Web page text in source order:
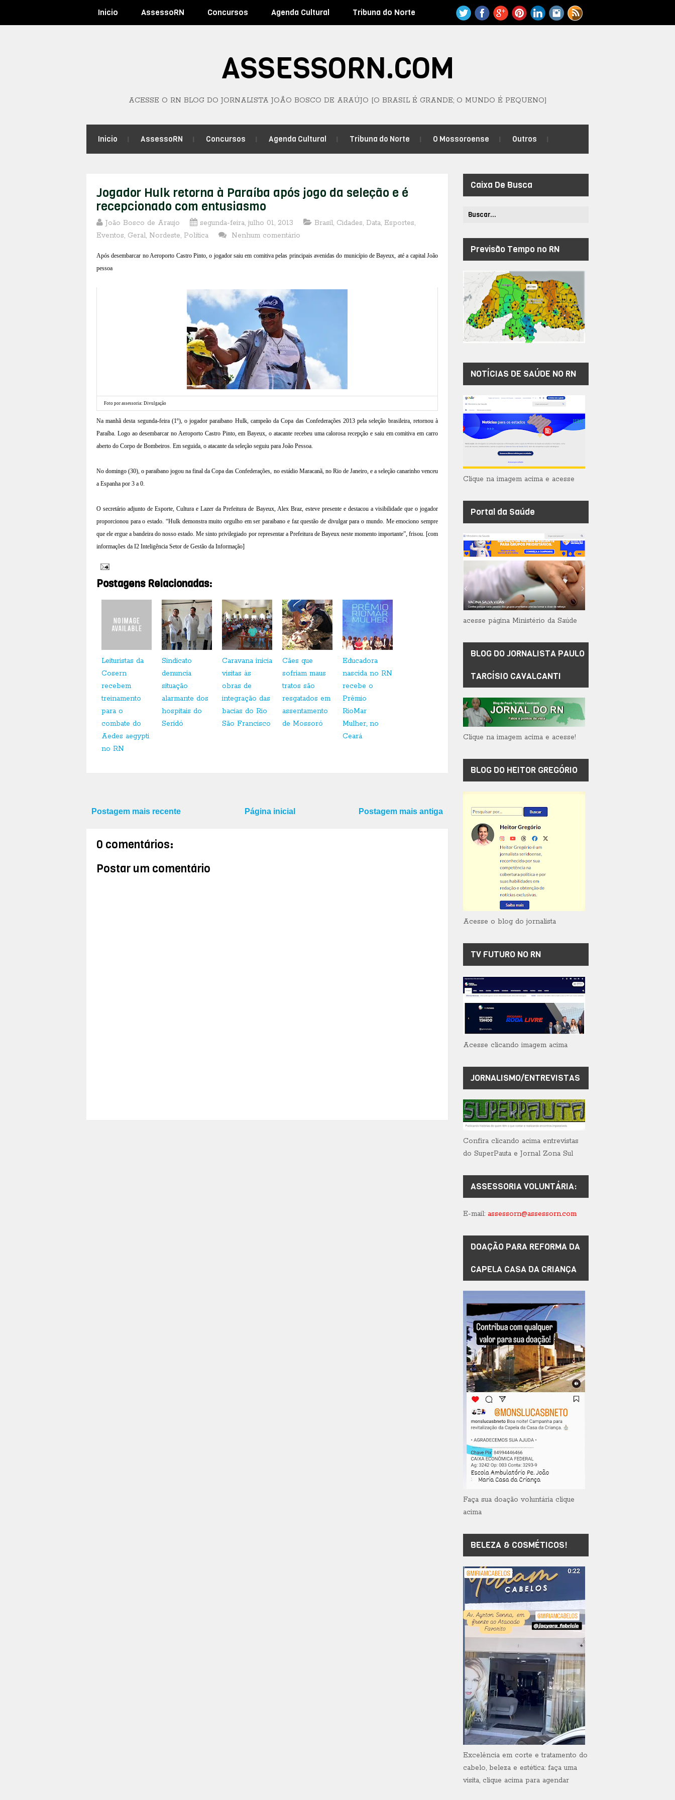
Inicio AssessoRN Concursos Agenda Cultural Tribuna do Norte
ASSESSORN.COM
ACESSE O RN BLOG DO JORNALISTA JOÃO BOSCO DE ARAÚJO [O BRASIL É GRANDE; O MUNDO É PEQUENO]
Inicio AssessoRN Concursos Agenda Cultural Tribuna do Norte O Mossoroense Outros
Jogador Hulk retorna à Paraíba após jogo da seleção e é
recepcionado com entusiasmo
João Bosco de Araujo segunda-feira, julho 01, 2013 Brasil, Cidades, Data, Esportes,
Eventos, Geral, Nordeste, Política Nenhum comentário
Após desembarcar no Aeroporto Castro Pinto, o jogador saiu em comitiva pelas principais avenidas do município de Bayeux, até a capital João
pessoa
Foto por assessoria: Divulgação
Na manhã desta segunda-feira (1º), o jogador paraibano Hulk, campeão da Copa das Confederações 2013 pela seleção brasileira, retornou à
Paraíba. Logo ao desembarcar no Aeroporto Castro Pinto, em Bayeux, o atacante recebeu uma calorosa recepção e saiu em comitiva em carro
aberto do Corpo de Bombeiros. Em seguida, o atacante da seleção seguiu para João Pessoa.
No domingo (30), o paraibano jogou na final da Copa das Confederações, no estádio Maracanã, no Rio de Janeiro, e a seleção canarinho venceu
a Espanha por 3 a 0.
O secretário adjunto de Esporte, Cultura e Lazer da Prefeitura de Bayeux, Alex Braz, esteve presente e destacou a visibilidade que o jogador
proporcionou para o estado. “Hulk demonstra muito orgulho em ser paraibano e faz questão de divulgar para o mundo. Me emociono sempre
que ele ergue a bandeira do nosso estado. Me sinto privilegiado por representar a Prefeitura de Bayeux neste momento importante”, frisou. [com
informações da I2 Inteligência Setor de Gestão da Informação]
Postagens Relacionadas:
Leituristas da
Cosern
recebem
treinamento
para o
combate do
Aedes aegypti
no RN
Sindicato
denuncia
situação
alarmante dos
hospitais do
Seridó
Caravana inicia
visitas às
obras de
integração das
bacias do Rio
São Francisco
Cães que
sofriam maus
tratos são
resgatados em
assentamento
de Mossoró
Educadora
nascida no RN
recebe o
Prêmio
RioMar
Mulher, no
Ceará
Postagem mais recente Postagem mais antiga
Página inicial
0 comentários:
Postar um comentário
Caixa De Busca
Previsão Tempo no RN
NOTÍCIAS DE SAÚDE NO RN
Clique na imagem acima e acesse
Portal da Saúde
acesse página Ministério da Saúde
BLOG DO JORNALISTA PAULO
TARCÍSIO CAVALCANTI
Clique na imagem acima e acesse!
BLOG DO HEITOR GREGÓRIO
Acesse o blog do jornalista
TV FUTURO NO RN
Acesse clicando imagem acima
JORNALISMO/ENTREVISTAS
Confira clicando acima entrevistas
do SuperPauta e Jornal Zona Sul
ASSESSORIA VOLUNTÁRIA:
E-mail: assessorn@assessorn.com
DOAÇÃO PARA REFORMA DA
CAPELA CASA DA CRIANÇA
Faça sua doação voluntária clique
acima
BELEZA & COSMÉTICOS!
Excelência em corte e tratamento do
cabelo, beleza e estética: faça uma
visita, clique acima para agendar